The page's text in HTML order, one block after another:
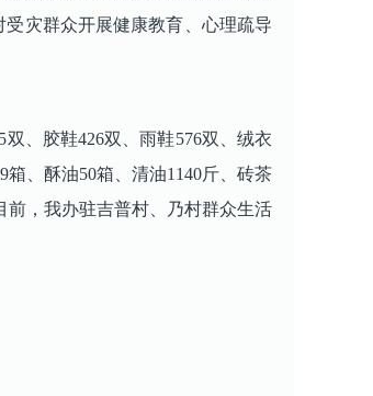
灾群众开展健康教育、心理疏导
、胶鞋426双、雨鞋576双、绒衣
箱、酥油50箱、清油1140斤、砖茶
前，我办驻吉普村、乃村群众生活